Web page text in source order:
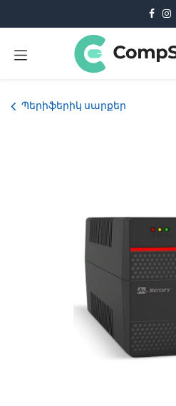
Պերիֆերիկ սարքեր